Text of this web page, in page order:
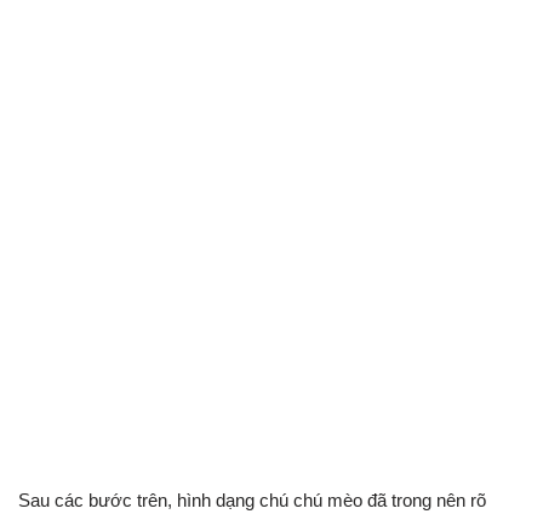
Sau các bước trên, hình dạng chú chú mèo đã trong nên rõ